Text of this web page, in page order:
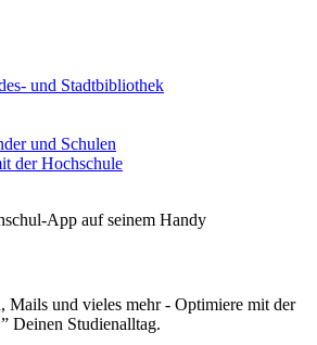
und Stadtbibliothek
und Schulen
der Hochschule
Mails und vieles mehr - Optimiere mit der
Deinen Studienalltag.